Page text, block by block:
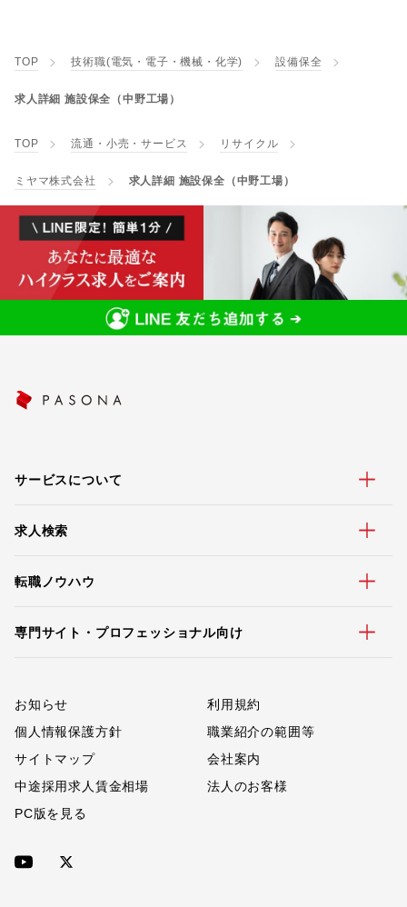
TOP 技術職(電気・電子・機械・化学) 設備保全
求人詳細 施設保全（中野工場）
TOP 流通・小売・サービス リサイクル
ミヤマ株式会社 求人詳細 施設保全（中野工場）
サービスについて
求人検索
転職ノウハウ
専門サイト・プロフェッショナル向け
お知らせ
利用規約
個人情報保護方針
職業紹介の範囲等
サイトマップ
会社案内
中途採用求人賃金相場
法人のお客様
PC版を見る